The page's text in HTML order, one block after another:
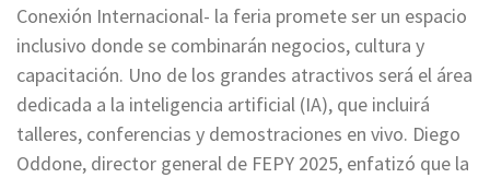
Conexión Internacional- la feria promete ser un espacio
inclusivo donde se combinarán negocios, cultura y
capacitación. Uno de los grandes atractivos será el área
dedicada a la inteligencia artificial (IA), que incluirá
talleres, conferencias y demostraciones en vivo. Diego
Oddone, director general de FEPY 2025, enfatizó que la